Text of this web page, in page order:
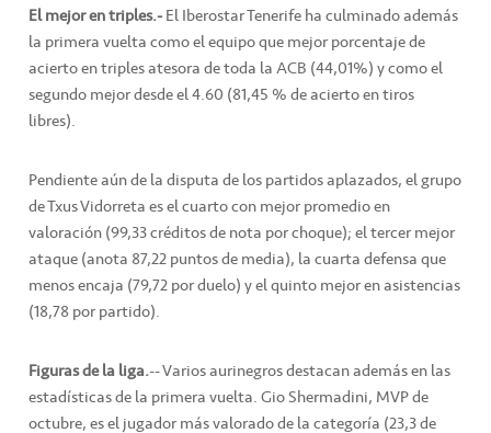
El mejor en triples.-El Iberostar Tenerife ha culminado además
la primera vuelta como el equipo que mejor porcentaje de
acierto en triples atesora de toda la ACB (44,01%) y como el
segundo mejor desde el 4.60 (81,45 % de acierto en tiros
libres).
Pendiente aún de la disputa de los partidos aplazados, el grupo
de Txus Vidorreta es el cuarto con mejor promedio en
valoración (99,33 créditos de nota por choque); el tercer mejor
ataque (anota 87,22 puntos de media), la cuarta defensa que
menos encaja (79,72 por duelo) y el quinto mejor en asistencias
(18,78 por partido).
Figuras de la liga.-- Varios aurinegros destacan además en las
estadísticas de la primera vuelta. Gio Shermadini, MVP de
octubre, es el jugador más valorado de la categoría (23,3 de